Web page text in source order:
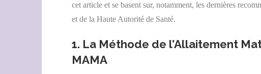
cet article et se basent sur, notamment, les dernières
et de la Haute Autorité de Santé.
1. La Méthode de l’Allaitement
MAMA